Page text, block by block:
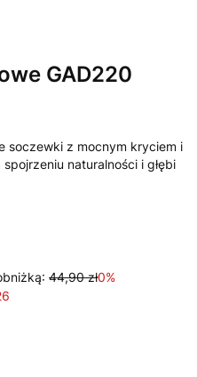
GAD220
soczewki z mocnym kryciem i
naturalności i głębi
44,90 zł0%